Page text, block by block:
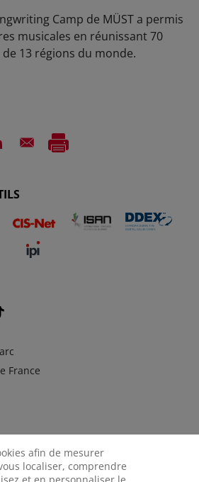
Camp de MÜST a permis
musicales en réunissant 70
13 régions du monde.
France
afin de mesurer
localiser, comprendre